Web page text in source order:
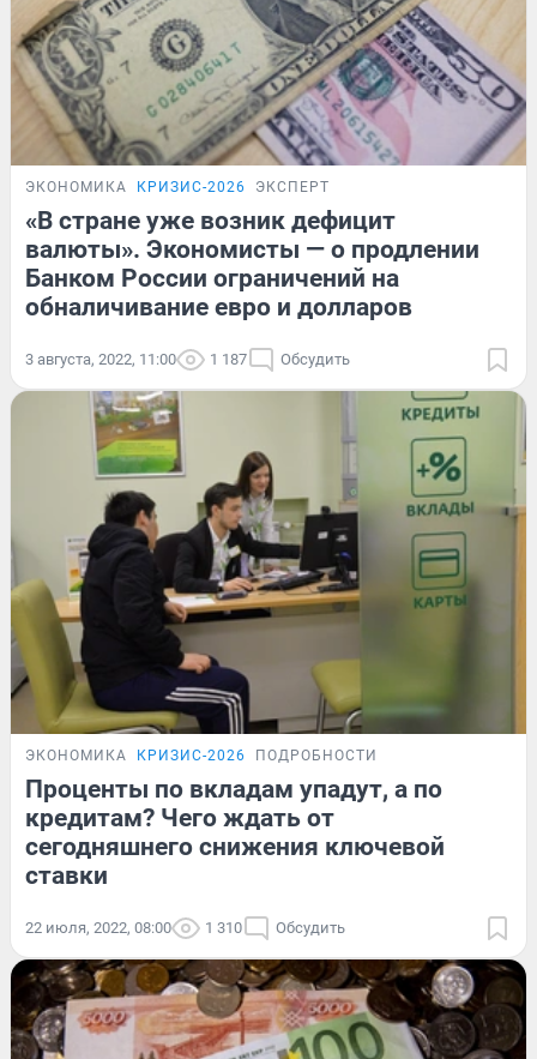
ЭКОНОМИКА КРИЗИС-2026 ЭКСПЕРТ
«В стране уже возник дефицит
валюты». Экономисты — о продлении
Банком России ограничений на
обналичивание евро и долларов
3 августа, 2022, 11:00 1 187 Обсудить
ЭКОНОМИКА КРИЗИС-2026 ПОДРОБНОСТИ
Проценты по вкладам упадут, а по
кредитам? Чего ждать от
сегодняшнего снижения ключевой
ставки
22 июля, 2022, 08:00 1 310 Обсудить